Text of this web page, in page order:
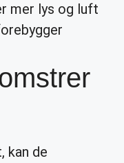
mer lys og luft
kan de